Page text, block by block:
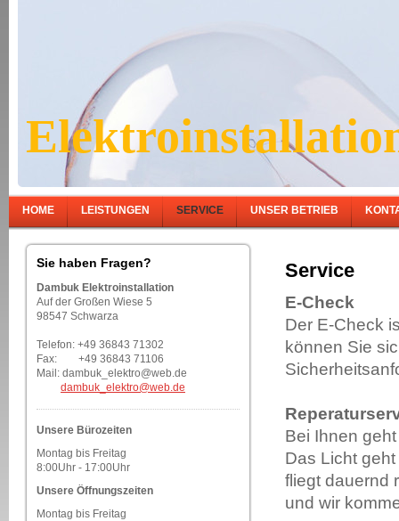
HOME LEISTUNGEN SERVICE UNSER BETRIEB
Sie haben Fragen?
Dambuk Elektroinstallation
Auf der Großen Wiese 5
98547 Schwarza
Telefon: +49 36843 71302
Fax: +49 36843 71106
Mail: dambuk_elektro@web.de
dambuk_elektro@web.de
Unsere Bürozeiten
Montag bis Freitag
8:00Uhr - 17:00Uhr
Unsere Öffnungszeiten
Montag bis Freitag
Service
E-Check
Der E-Check
können Sie
Bei Ihnen
Das Licht
fliegt dauernd
und wir